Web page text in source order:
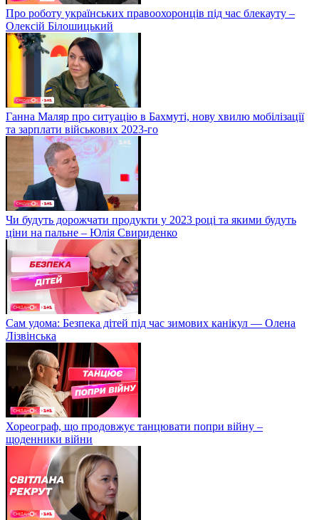
Про роботу українських правоохоронців під час блекауту –
Олексій Білошицький
Ганна Маляр про ситуацію в Бахмуті, нову хвилю мобілізації
та зарплати військових 2023-го
Чи будуть дорожчати продукти у 2023 році та якими будуть
ціни на пальне – Юлія Свириденко
Сам удома: Безпека дітей під час зимових канікул — Олена
Лізвінська
Хореограф, що продовжує танцювати попри війну –
щоденники війни